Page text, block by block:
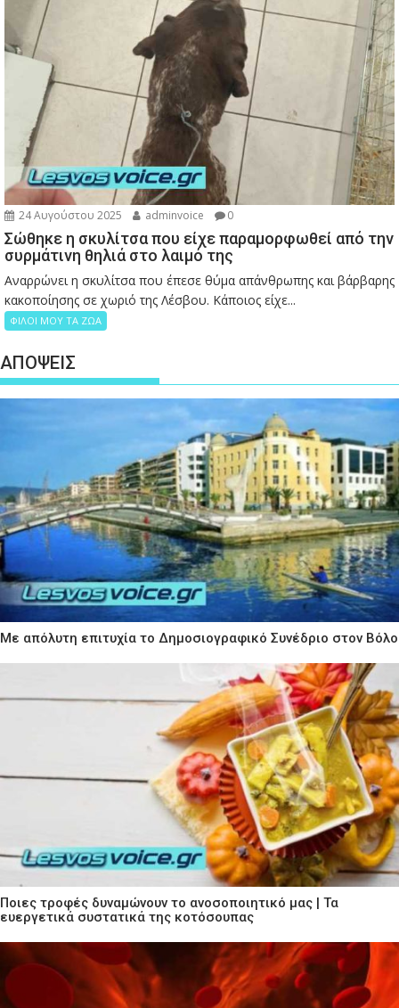
24 Αυγούστου 2025 adminvoice 0
Σώθηκε η σκυλίτσα που είχε παραμορφωθεί από την
συρμάτινη θηλιά στο λαιμό της
Αναρρώνει η σκυλίτσα που έπεσε θύμα απάνθρωπης και βάρβαρης
κακοποίησης σε χωριό της Λέσβου. Κάποιος είχε...
ΦΙΛΟΙ ΜΟΥ ΤΑ ΖΩΑ
ΑΠΟΨΕΙΣ
Με απόλυτη επιτυχία το Δημοσιογραφικό Συνέδριο στον Βόλο
Ποιες τροφές δυναμώνουν το ανοσοποιητικό μας | Τα
ευεργετικά συστατικά της κοτόσουπας